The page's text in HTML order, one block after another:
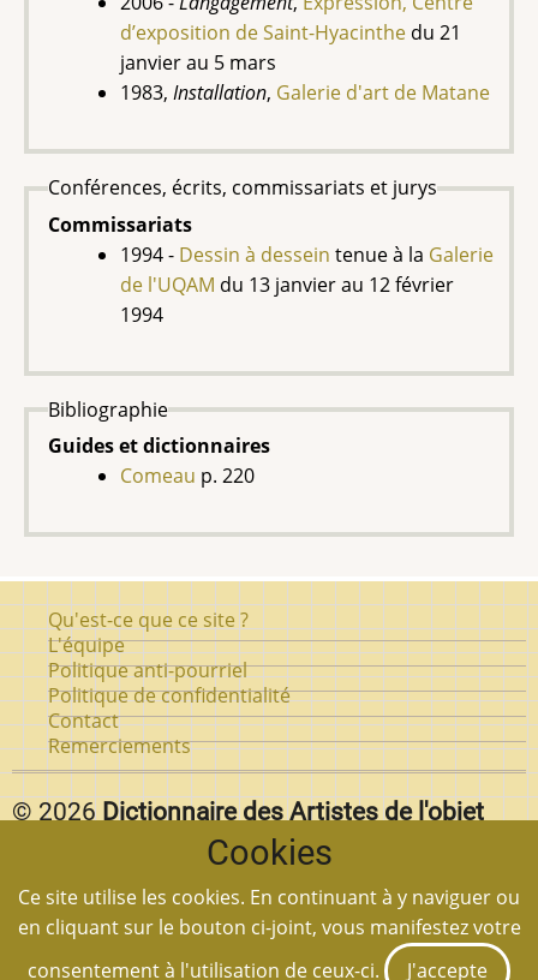
d’exposition de Saint-Hyacinthe du 21
janvier au 5 mars
1983, Installation, Galerie d'art de Matane
Conférences, écrits, commissariats et jurys
Commissariats
1994 - Dessin à dessein tenue à la Galerie
de l'UQAM du 13 janvier au 12 février
1994
Bibliographie
Guides et dictionnaires
Comeau p. 220
Pied
de
page
Qu'est-ce que ce site ?
L'équipe
Politique anti-pourriel
Politique de confidentialité
Contact
Remerciements
© 2026 Dictionnaire des Artistes de l'objet
Vous pouvez reproduire textuellement des pages de
notre siteen autant que vous citez la source et
mettez un lien à la page en question.
Cookies
Ce site utilise les cookies. En continuant à y naviguer ou
en cliquant sur le bouton ci-joint, vous manifestez votre
consentement à l'utilisation de ceux-ci.
J'accepte